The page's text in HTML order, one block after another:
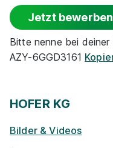
Rabatte
Jetzt bewerben
Bitte nenne bei
AZY-6GGD3161
HOFER KG
Bilder & Videos